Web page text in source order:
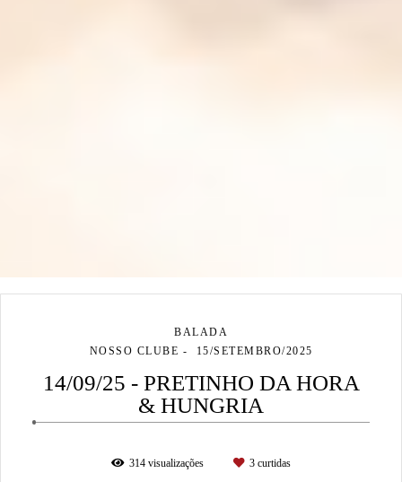
BALADA
NOSSO CLUBE
15/SETEMBRO/2025
14/09/25 - PRETINHO DA HORA
& HUNGRIA
314 visualizações 3 curtidas